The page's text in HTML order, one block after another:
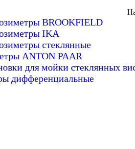
BROOKFIELD
IKA
стеклянные
ANTON PAAR
для мойки стеклянных
дифференциальные